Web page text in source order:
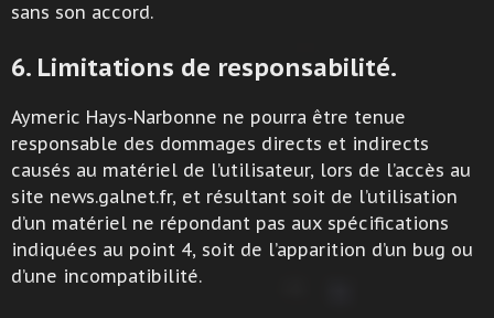
sans son accord.
6. Limitations de responsabilité.
Aymeric Hays-Narbonne ne pourra être tenue
responsable des dommages directs et indirects
causés au matériel de l’utilisateur, lors de l’accès au
site news.galnet.fr, et résultant soit de l’utilisation
d’un matériel ne répondant pas aux spécifications
indiquées au point 4, soit de l’apparition d’un bug ou
d’une incompatibilité.